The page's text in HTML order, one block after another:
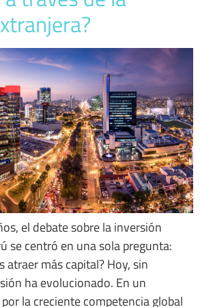
el debate sobre la inversión
se centró en una sola pregunta:
atraer más capital? Hoy, sin
ha evolucionado. En un
la creciente competencia global